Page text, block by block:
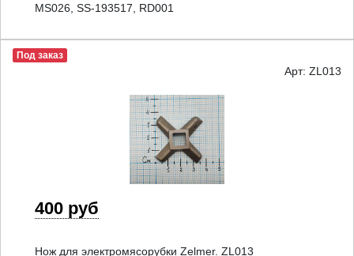
MS026, SS-193517, RD001
Под заказ
Арт: ZL013
400 руб
Нож для электромясорубки Zelmer. ZL013